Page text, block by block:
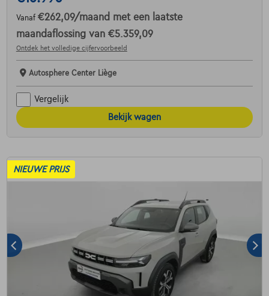
Vanaf €262,09/maand met een laatste
maandaflossing van €5.359,09
Ontdek het volledige cijfervoorbeeld
Autosphere Center Liège
Vergelijk
Bekijk wagen
NIEUWE PRIJS